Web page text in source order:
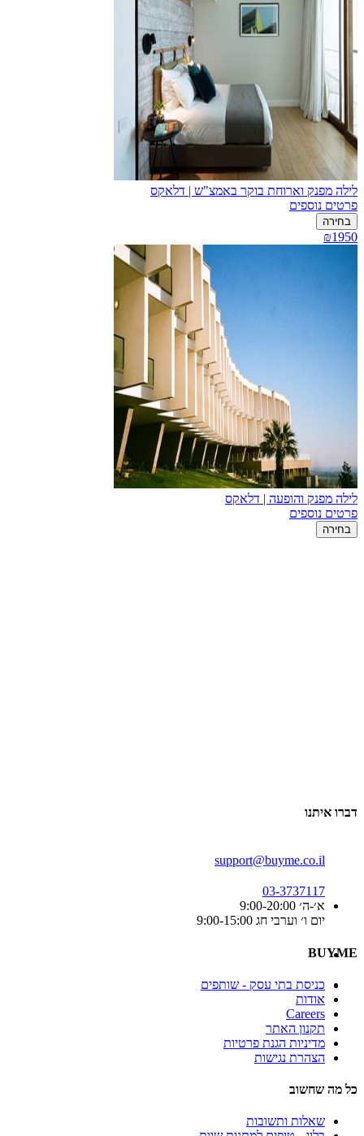
לילה מפנק וארוחת בוקר באמצ"ש | דלאקס
פרטים נוספים
בחירה
₪1950
לילה מפנק והופעה | דלאקס
פרטים נוספים
בחירה
דברו איתנו
support@buyme.co.il
03-3737117
א׳-ה׳ 9:00-20:00
יום ו׳ וערבי חג 9:00-15:00
BUYME
כניסת בתי עסק - שותפים
אודות
Careers
תקנון האתר
מדיניות הגנת פרטיות
הצהרת נגישות
כל מה שחשוב
שאלות ותשובות